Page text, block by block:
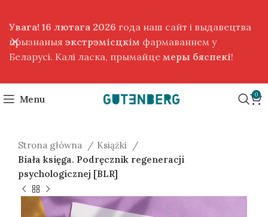
Menu 0
Strona główna
Książki
Biała księga. Podręcznik regeneracji
psychologicznej [BLR]
Увага! 16 лютага 2026 года наш сайт і выдавецтва
прызнаныя экстрэмісцкім фармаваннем у
Беларусі. Калі ласка, прымайце меры бяспекі!